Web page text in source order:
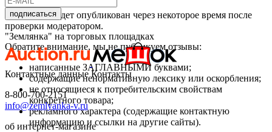
Ваш отзыв будет опубликован через некоторое время после
проверки модератором.
Обратите внимание, мы не публикуем отзывы:
написанные ЗАГЛАВНЫМИ буквами;
содержащие ненормативную лексику или оскорбления;
не относящиеся к потребительским свойствам
конкретного товара;
рекламного характера (содержащие контактную
информацию и ссылки на другие сайты).
подписаться
"Землянка" на торговых площадках
Контактные данные Контакты
8-800-700-2151
info@zemlyanka-v.ru
об интернет-магазине